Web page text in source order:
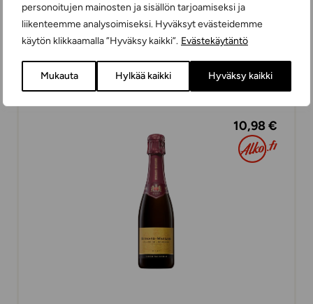
personoitujen mainosten ja sisällön tarjoamiseksi ja
liikenteemme analysoimiseksi. Hyväksyt evästeidemme
käytön klikkaamalla ”Hyväksy kaikki”. Evästekäytäntö
Mukauta Hylkää kaikki Hyväksy kaikki
Bernard-Massard Cuvée de l’Ecusson
KUOHUVIINIT
ERITTÄIN KUIVA
75 cl LUXEMBURG
10,98 €